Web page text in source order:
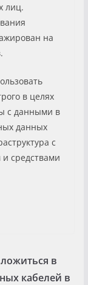
лиц.
на
в целях
с данными в
данных
с
средствами
в
кабелей в